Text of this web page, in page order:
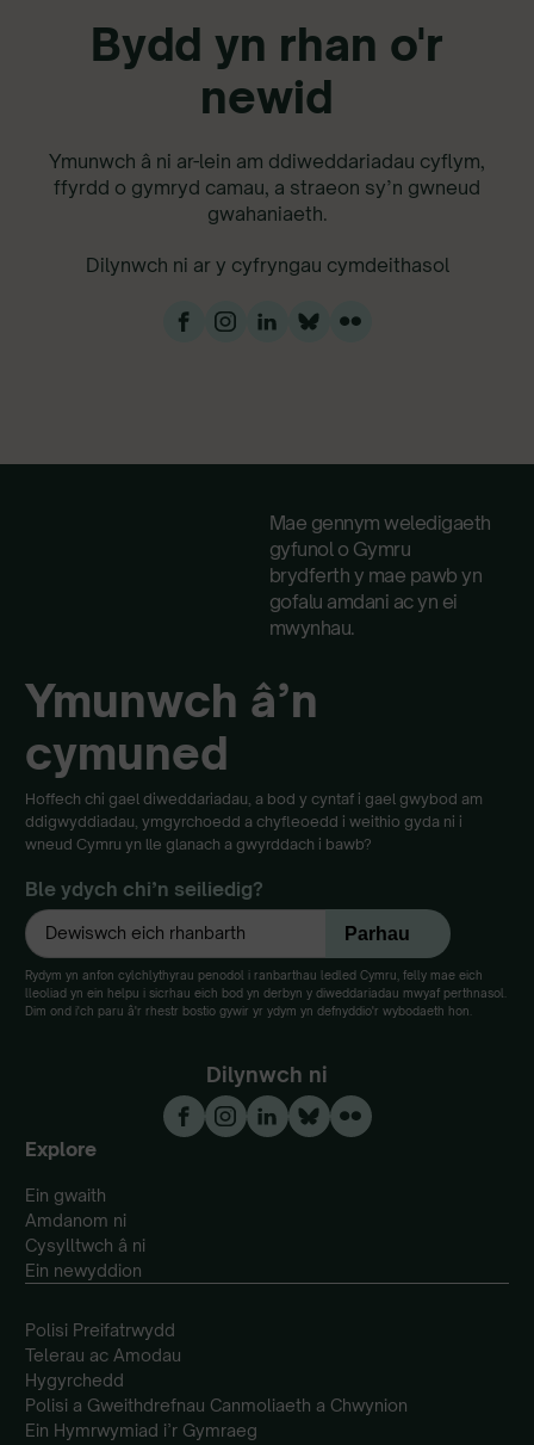
Bydd yn rhan o'r
newid
Ymunwch â ni ar-lein am ddiweddariadau cyflym,
ffyrdd o gymryd camau, a straeon sy’n gwneud
gwahaniaeth.
Dilynwch ni ar y cyfryngau cymdeithasol
Mae gennym weledigaeth
gyfunol o Gymru
brydferth y mae pawb yn
gofalu amdani ac yn ei
mwynhau.
Ymunwch â’n
cymuned
Hoffech chi gael diweddariadau, a bod y cyntaf i gael gwybod am
ddigwyddiadau, ymgyrchoedd a chyfleoedd i weithio gyda ni i
wneud Cymru yn lle glanach a gwyrddach i bawb?
Ble ydych chi’n seiliedig?
Rydym yn anfon cylchlythyrau penodol i ranbarthau ledled Cymru, felly mae eich
lleoliad yn ein helpu i sicrhau eich bod yn derbyn y diweddariadau mwyaf perthnasol.
Dim ond i'ch paru â'r rhestr bostio gywir yr ydym yn defnyddio'r wybodaeth hon.
Dilynwch ni
Explore
Ein gwaith
Amdanom ni
Cysylltwch â ni
Ein newyddion
Polisi Preifatrwydd
Telerau ac Amodau
Hygyrchedd
Polisi a Gweithdrefnau Canmoliaeth a Chwynion
Ein Hymrwymiad i’r Gymraeg